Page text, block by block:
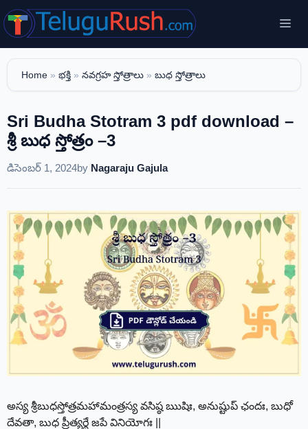
Skip
to
content
Home » భక్తి » నవగ్రహ స్తోత్రాలు » బుధ స్తోత్రాలు
Sri Budha Stotram 3 pdf download –
శ్రీ బుధ స్తోత్రం –3
డిసెంబర్ 1, 2024by Nagaraju Gajula
అస్య శ్రీబుధస్తోత్రమహామంత్రస్య వసిష్ఠ ఋషిః, అనుష్టుప్ ఛందః, బుధో
దేవతా, బుధ ప్రీత్యర్థే జపే వినియోగః ||